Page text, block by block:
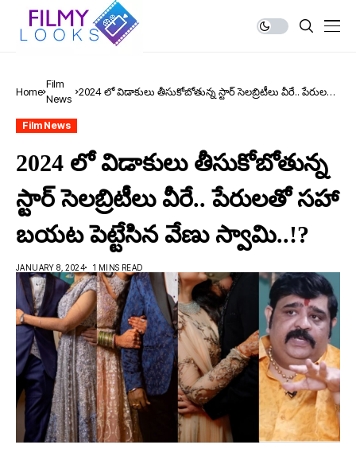
Home
Film
News
2024 లో విడాకులు తీసుకోబోతున్న స్టార్ సెలబ్రిటీలు వీరే.. పేరులతో
Film News
2024 లో విడాకులు తీసుకోబోతున్న
స్టార్ సెలబ్రిటీలు వీరే.. పేరులతో సహా
బయట పెట్టేసిన వేణు స్వామి..!?
JANUARY 8, 2024 1 MINS READ